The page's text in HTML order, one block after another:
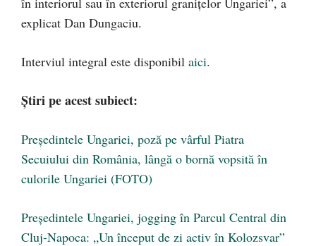
explicat Dan Dungaciu.
Interviul integral este disponibil aici.
Știri pe acest subiect:
Președintele Ungariei, poză pe vârful Piatra
Secuiului din România, lângă o bornă vopsită în
culorile Ungariei (FOTO)
Președintele Ungariei, jogging în Parcul Central din
Cluj-Napoca: „Un început de zi activ în Kolozsvar”